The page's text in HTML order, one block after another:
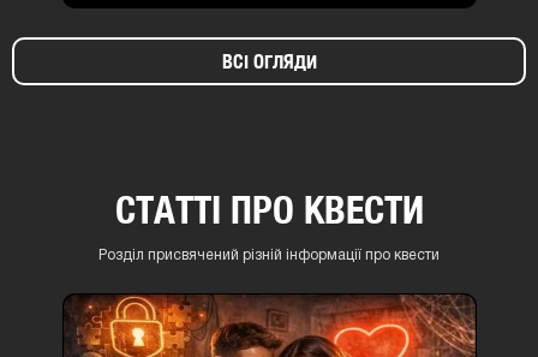
ВСІ ОГЛЯДИ
СТАТТІ ПРО КВЕСТИ
Розділ присвячений різній інформації про квести